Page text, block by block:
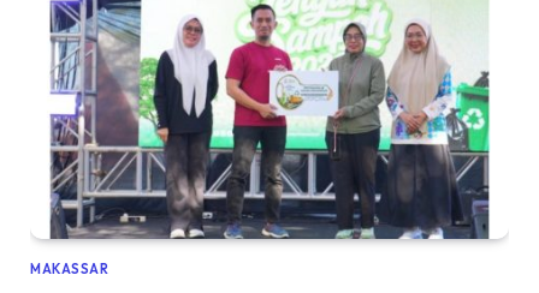
MAKASSAR